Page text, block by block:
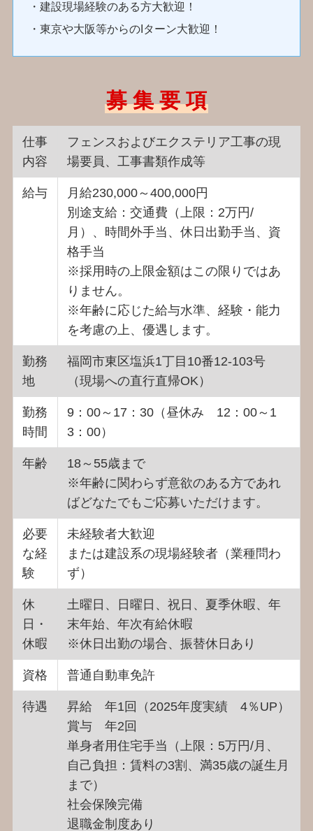
・建設現場経験のある方大歓迎！
・東京や大阪等からのIターン大歓迎！
募 集 要 項
仕事
内容
フェンスおよびエクステリア工事の現
場要員、工事書類作成等
給与
月給230,000～400,000円
別途支給：交通費 （上限：2万円/
月）、 時間外手当、休日出勤手当、資
格手当
※採用時の上限金額はこの限りではあ
りません。
※年齢に応じた給与水準、経験・能力
を考慮の上、優遇します。
勤務
地
福岡市東区塩浜1丁目10番12-103号
（現場への直行直帰OK）
勤務
時間
9：00～17：30（昼休み 12：00～1
3：00）
年齢
18～55歳まで
※年齢に関わらず意欲のある方であれ
ばどなたでもご応募いただけます。
必要
な経
験
未経験者大歓迎
または建設系の現場経験者（業種問わ
ず）
休
日・
休暇
土曜日、日曜日、祝日、夏季休暇、年
末年始、年次有給休暇
※休日出勤の場合、振替休日あり
資格 普通自動車免許
待遇
昇給 年1回（2025年度実績 4％UP）
賞与 年2回
単身者用住宅手当
（上限：5万円/月、
自己負担：賃料の3割、満35歳の誕生月
まで）
社会保険完備
退職金制度あり